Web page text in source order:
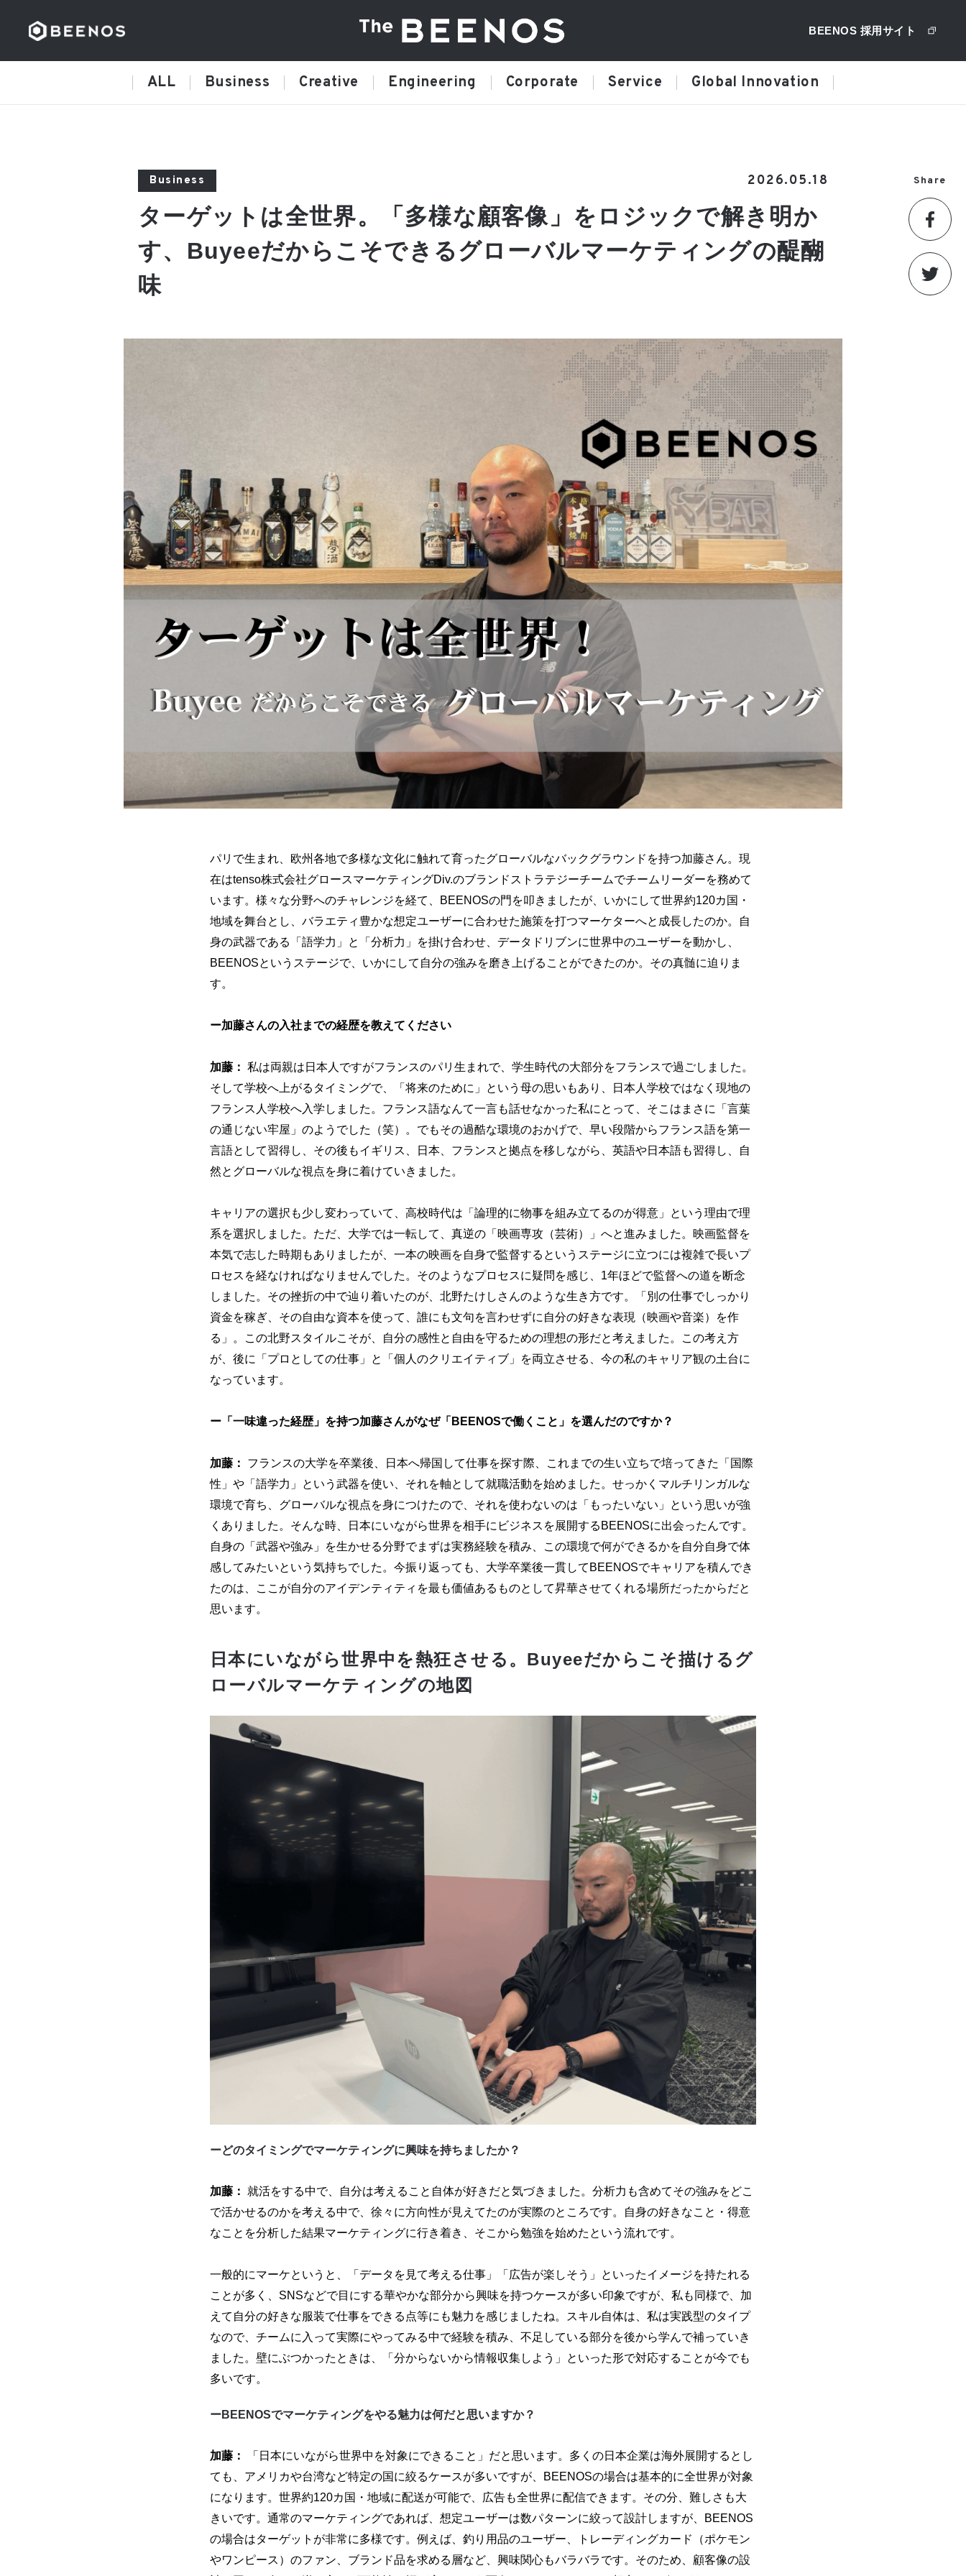
BEENOS 採用サイト
ALL Business Creative Engineering Corporate Service Global Innovation
Share
Business 2026.05.18
ターゲットは全世界。「多様な顧客像」をロジックで解き明か
す、Buyeeだからこそできるグローバルマーケティングの醍醐
味
パリで生まれ、欧州各地で多様な文化に触れて育ったグローバルなバックグラウンドを持つ加藤さん。現
在はtenso株式会社グロースマーケティングDiv.のブランドストラテジーチームでチームリーダーを務めて
います。様々な分野へのチャレンジを経て、BEENOSの門を叩きましたが、いかにして世界約120カ国・
地域を舞台とし、バラエティ豊かな想定ユーザーに合わせた施策を打つマーケターへと成長したのか。自
身の武器である「語学力」と「分析力」を掛け合わせ、データドリブンに世界中のユーザーを動かし、
BEENOSというステージで、いかにして自分の強みを磨き上げることができたのか。その真髄に迫りま
す。
ー加藤さんの入社までの経歴を教えてください
加藤： 私は両親は日本人ですがフランスのパリ生まれで、学生時代の大部分をフランスで過ごしました。
そして学校へ上がるタイミングで、「将来のために」という母の思いもあり、日本人学校ではなく現地の
フランス人学校へ入学しました。フランス語なんて一言も話せなかった私にとって、そこはまさに「言葉
の通じない牢屋」のようでした（笑）。でもその過酷な環境のおかげで、早い段階からフランス語を第一
言語として習得し、その後もイギリス、日本、フランスと拠点を移しながら、英語や日本語も習得し、自
然とグローバルな視点を身に着けていきました。
キャリアの選択も少し変わっていて、高校時代は「論理的に物事を組み立てるのが得意」という理由で理
系を選択しました。ただ、大学では一転して、真逆の「映画専攻（芸術）」へと進みました。映画監督を
本気で志した時期もありましたが、一本の映画を自身で監督するというステージに立つには複雑で長いプ
ロセスを経なければなりませんでした。そのようなプロセスに疑問を感じ、1年ほどで監督への道を断念
しました。その挫折の中で辿り着いたのが、北野たけしさんのような生き方です。「別の仕事でしっかり
資金を稼ぎ、その自由な資本を使って、誰にも文句を言わせずに自分の好きな表現（映画や音楽）を作
る」。この北野スタイルこそが、自分の感性と自由を守るための理想の形だと考えました。この考え方
が、後に「プロとしての仕事」と「個人のクリエイティブ」を両立させる、今の私のキャリア観の土台に
なっています。
ー「一味違った経歴」を持つ加藤さんがなぜ「BEENOSで働くこと」を選んだのですか？
加藤： フランスの大学を卒業後、日本へ帰国して仕事を探す際、これまでの生い立ちで培ってきた「国際
性」や「語学力」という武器を使い、それを軸として就職活動を始めました。せっかくマルチリンガルな
環境で育ち、グローバルな視点を身につけたので、それを使わないのは「もったいない」という思いが強
くありました。そんな時、日本にいながら世界を相手にビジネスを展開するBEENOSに出会ったんです。
自身の「武器や強み」を生かせる分野でまずは実務経験を積み、この環境で何ができるかを自分自身で体
感してみたいという気持ちでした。今振り返っても、大学卒業後一貫してBEENOSでキャリアを積んでき
たのは、ここが自分のアイデンティティを最も価値あるものとして昇華させてくれる場所だったからだと
思います。
日本にいながら世界中を熱狂させる。Buyeeだからこそ描けるグ
ローバルマーケティングの地図
ーどのタイミングでマーケティングに興味を持ちましたか？
加藤：
就活をする中で、自分は考えること自体が好きだと気づきました。分析力も含めてその強みをどこ
で活かせるのかを考える中で、徐々に方向性が見えてたのが実際のところです。自身の好きなこと・得意
なことを分析した結果マーケティングに行き着き、そこから勉強を始めたという流れです。
一般的にマーケというと、「データを見て考える仕事」「広告が楽しそう」といったイメージを持たれる
ことが多く、SNSなどで目にする華やかな部分から興味を持つケースが多い印象ですが、私も同様で、加
えて自分の好きな服装で仕事をできる点等にも魅力を感じましたね。スキル自体は、私は実践型のタイプ
なので、チームに入って実際にやってみる中で経験を積み、不足している部分を後から学んで補っていき
ました。壁にぶつかったときは、「分からないから情報収集しよう」といった形で対応することが今でも
多いです。
ーBEENOSでマーケティングをやる魅力は何だと思いますか？
加藤：
「日本にいながら世界中を対象にできること」だと思います。多くの日本企業は海外展開するとし
ても、アメリカや台湾など特定の国に絞るケースが多いですが、BEENOSの場合は基本的に全世界が対象
になります。世界約120カ国・地域に配送が可能で、広告も全世界に配信できます。その分、難しさも大
きいです。通常のマーケティングであれば、想定ユーザーは数パターンに絞って設計しますが、BEENOS
の場合はターゲットが非常に多様です。例えば、釣り用品のユーザー、トレーディングカード（ポケモン
やワンピース）のファン、ブランド品を求める層など、興味関心もバラバラです。そのため、顧客像の設